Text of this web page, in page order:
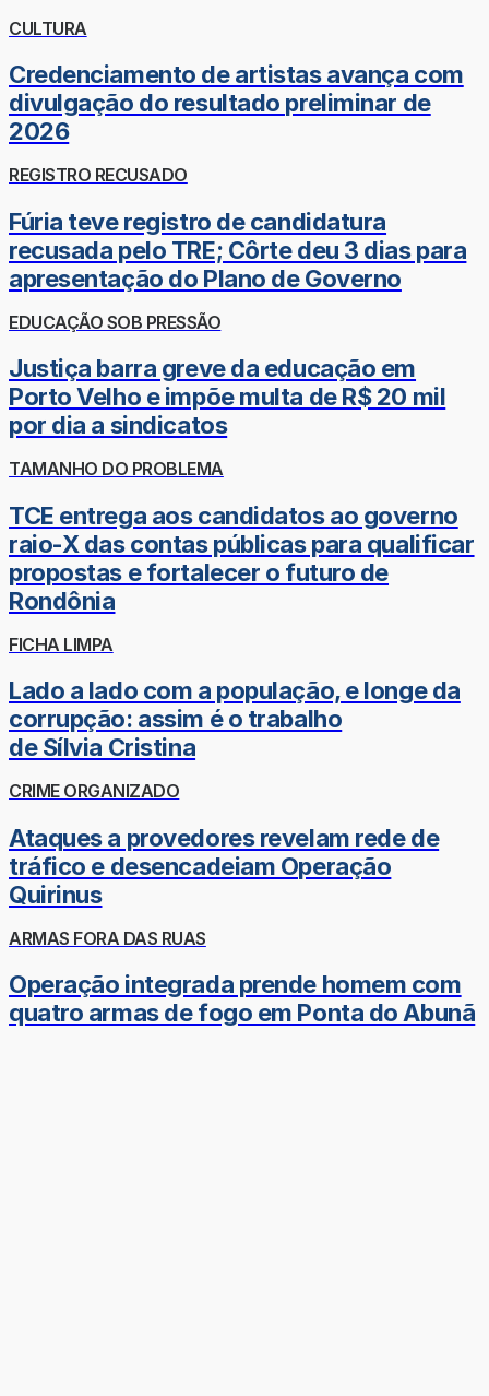
CULTURA
Credenciamento de artistas avança com
divulgação do resultado preliminar de
2026
REGISTRO RECUSADO
Fúria teve registro de candidatura
recusada pelo TRE; Côrte deu 3 dias para
apresentação do Plano de Governo
EDUCAÇÃO SOB PRESSÃO
Justiça barra greve da educação em
Porto Velho e impõe multa de R$ 20 mil
por dia a sindicatos
TAMANHO DO PROBLEMA
TCE entrega aos candidatos ao governo
raio-X das contas públicas para qualificar
propostas e fortalecer o futuro de
Rondônia
FICHA LIMPA
Lado a lado com a população, e longe da
corrupção: assim é o trabalho
de Sílvia Cristina
CRIME ORGANIZADO
Ataques a provedores revelam rede de
tráfico e desencadeiam Operação
Quirinus
ARMAS FORA DAS RUAS
Operação integrada prende homem com
quatro armas de fogo em Ponta do Abunã